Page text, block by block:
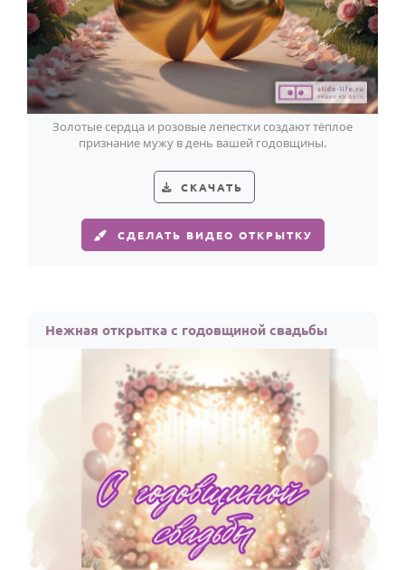
По годам
Золотые сердца и розовые лепестки создают тёплое
признание мужу в день вашей годовщины.
СКАЧАТЬ
СДЕЛАТЬ ВИДЕО ОТКРЫТКУ
Нежная открытка с годовщиной свадьбы